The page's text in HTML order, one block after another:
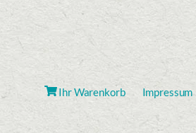
Ihr Warenkorb Impressum